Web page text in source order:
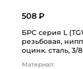
508 ₽
БРС серия L
резьбовая,
оцинк. сталь, 3/
Материал: